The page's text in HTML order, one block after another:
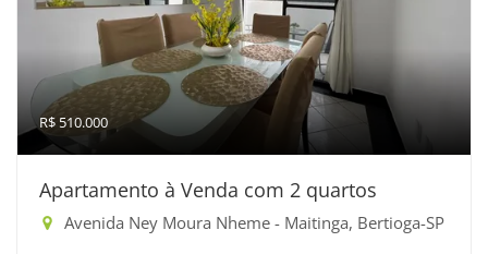
R$ 510.000
Apartamento à Venda com 2 quartos
Avenida Ney Moura Nheme - Maitinga, Bertioga-SP